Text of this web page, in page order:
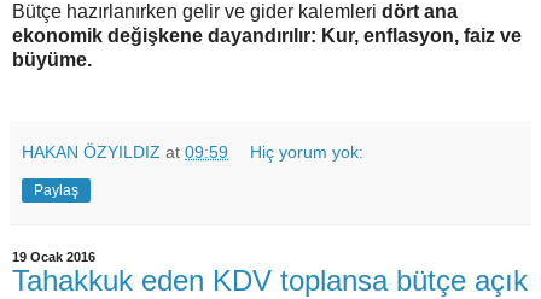
Bütçe hazırlanırken gelir ve gider kalemleri dört ana
ekonomik değişkene dayandırılır: Kur, enflasyon, faiz ve
büyüme.
HAKAN ÖZYILDIZ at 09:59 Hiç yorum yok:
Paylaş
19 Ocak 2016
Tahakkuk eden KDV toplansa bütçe açık